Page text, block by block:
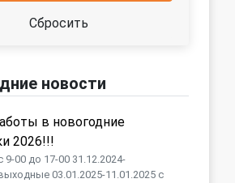
Сбросить
новости
в новогодние
2026!!!
9-00 до 17-00 31.12.2024-
03.01.2025-11.01.2025 с